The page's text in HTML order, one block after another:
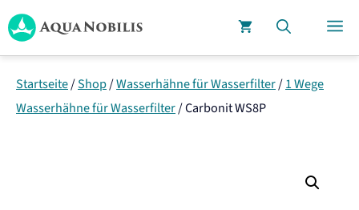
Zum
Inhalt
springen
Startseite/Shop/Wasserhähne für Wasserfilter/1 Wege
Wasserhähne für Wasserfilter/Carbonit WS8P